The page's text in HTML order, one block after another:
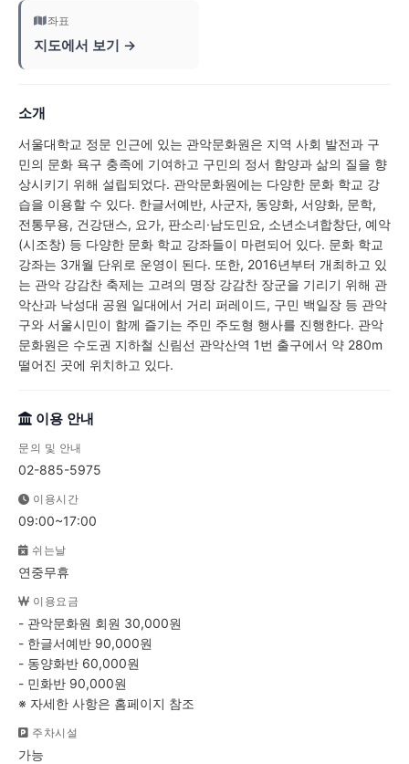
좌표
지도에서 보기 →
소개
서울대학교 정문 인근에 있는 관악문화원은 지역 사회 발전과 구
민의 문화 욕구 충족에 기여하고 구민의 정서 함양과 삶의 질을 향
상시키기 위해 설립되었다. 관악문화원에는 다양한 문화 학교 강
습을 이용할 수 있다. 한글서예반, 사군자, 동양화, 서양화, 문학,
전통무용, 건강댄스, 요가, 판소리·남도민요, 소년소녀합창단, 예악
(시조창) 등 다양한 문화 학교 강좌들이 마련되어 있다. 문화 학교
강좌는 3개월 단위로 운영이 된다. 또한, 2016년부터 개최하고 있
는 관악 강감찬 축제는 고려의 명장 강감찬 장군을 기리기 위해 관
악산과 낙성대 공원 일대에서 거리 퍼레이드, 구민 백일장 등 관악
구와 서울시민이 함께 즐기는 주민 주도형 행사를 진행한다. 관악
문화원은 수도권 지하철 신림선 관악산역 1번 출구에서 약 280m
떨어진 곳에 위치하고 있다.
이용 안내
문의 및 안내
02-885-5975
이용시간
09:00~17:00
쉬는날
연중무휴
이용요금
- 관악문화원 회원 30,000원
- 한글서예반 90,000원
- 동양화반 60,000원
- 민화반 90,000원
※ 자세한 사항은 홈페이지 참조
주차시설
가능